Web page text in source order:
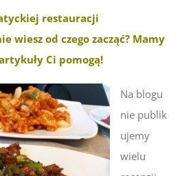
restauracji
wiesz od czego zacząć? Mamy
Ci pomogą!
Na blogu
nie publik
ujemy
wielu